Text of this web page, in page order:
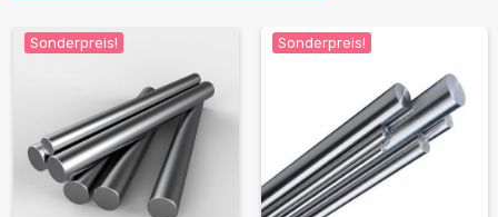
Sonderpreis! Sonderpreis!